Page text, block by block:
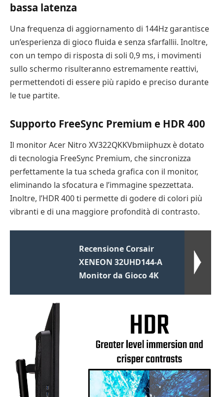
bassa latenza
Una frequenza di aggiornamento di 144Hz garantisce
un’esperienza di gioco fluida e senza sfarfallii. Inoltre,
con un tempo di risposta di soli 0,9 ms, i movimenti
sullo schermo risulteranno estremamente reattivi,
permettendoti di essere più rapido e preciso durante
le tue partite.
Supporto FreeSync Premium e HDR 400
Il monitor Acer Nitro XV322QKKVbmiiphuzx è dotato
di tecnologia FreeSync Premium, che sincronizza
perfettamente la tua scheda grafica con il monitor,
eliminando la sfocatura e l’immagine spezzettata.
Inoltre, l’HDR 400 ti permette di godere di colori più
vibranti e di una maggiore profondità di contrasto.
Recensione Corsair
XENEON 32UHD144-A
Monitor da Gioco 4K